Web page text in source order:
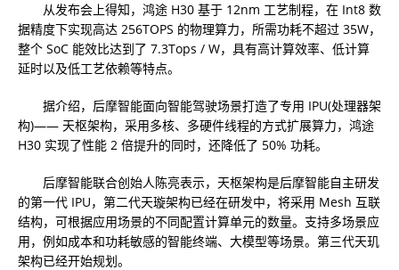
从发布会上得知，鸿途 H30 基于 12nm 工艺制程，在 Int8 数
据精度下实现高达 256TOPS 的物理算力，所需功耗不超过 35W，
整个 SoC 能效比达到了 7.3Tops / W，具有高计算效率、低计算
延时以及低工艺依赖等特点。
据介绍，后摩智能面向智能驾驶场景打造了专用 IPU(处理器架
构)—— 天枢架构，采用多核、多硬件线程的方式扩展算力，鸿途
H30 实现了性能 2 倍提升的同时，还降低了 50% 功耗。
后摩智能联合创始人陈亮表示，天枢架构是后摩智能自主研发
的第一代 IPU，第二代天璇架构已经在研发中，将采用 Mesh 互联
结构，可根据应用场景的不同配置计算单元的数量。支持多场景应
用，例如成本和功耗敏感的智能终端、大模型等场景。第三代天玑
架构已经开始规划。